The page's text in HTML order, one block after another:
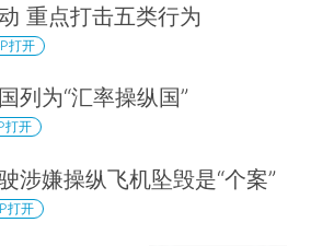
重点打击五类行为
打开
列为“汇率操纵国”
打开
涉嫌操纵飞机坠毁是“个案”
打开